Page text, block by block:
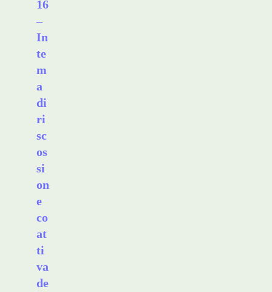
16
–
In
te
m
a
di
ri
sc
os
si
on
e
co
at
ti
va
de